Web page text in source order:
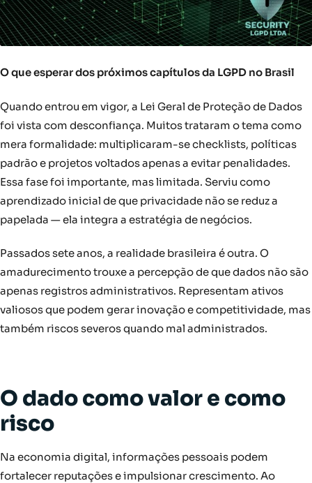
O que esperar dos próximos capítulos da LGPD no Brasil
Quando entrou em vigor, a Lei Geral de Proteção de Dados
foi vista com desconfiança. Muitos trataram o tema como
mera formalidade: multiplicaram-se checklists, políticas
padrão e projetos voltados apenas a evitar penalidades.
Essa fase foi importante, mas limitada. Serviu como
aprendizado inicial de que privacidade não se reduz a
papelada — ela integra a estratégia de negócios.
Passados sete anos, a realidade brasileira é outra. O
amadurecimento trouxe a percepção de que dados não são
apenas registros administrativos. Representam ativos
valiosos que podem gerar inovação e competitividade, mas
também riscos severos quando mal administrados.
O dado como valor e como
risco
Na economia digital, informações pessoais podem
fortalecer reputações e impulsionar crescimento. Ao